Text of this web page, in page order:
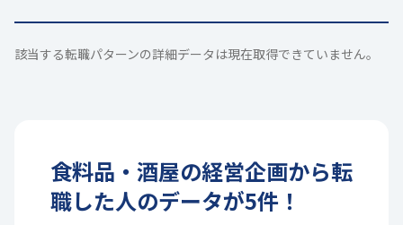
該当する転職パターンの詳細データは現在取得できていません。
食料品・酒屋の経営企画から転
職した人のデータが5件！